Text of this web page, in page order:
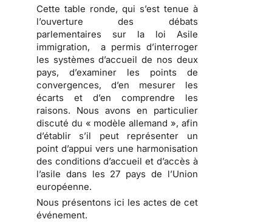
Cette table ronde, qui s’est tenue à
l’ouverture des débats
parlementaires sur la loi Asile
immigration, a permis d’interroger
les systèmes d’accueil de nos deux
pays, d’examiner les points de
convergences, d’en mesurer les
écarts et d’en comprendre les
raisons. Nous avons en particulier
discuté du « modèle allemand », afin
d’établir s’il peut représenter un
point d’appui vers une harmonisation
des conditions d’accueil et d’accès à
l’asile dans les 27 pays de l’Union
européenne.
Nous présentons ici les actes de cet
événement.